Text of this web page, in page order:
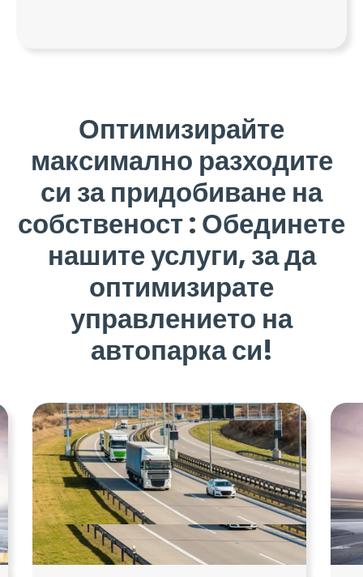
Оптимизирайте
максимално разходите
си за придобиване на
собственост : Обединете
нашите услуги, за да
оптимизирате
управлението на
автопарка си!